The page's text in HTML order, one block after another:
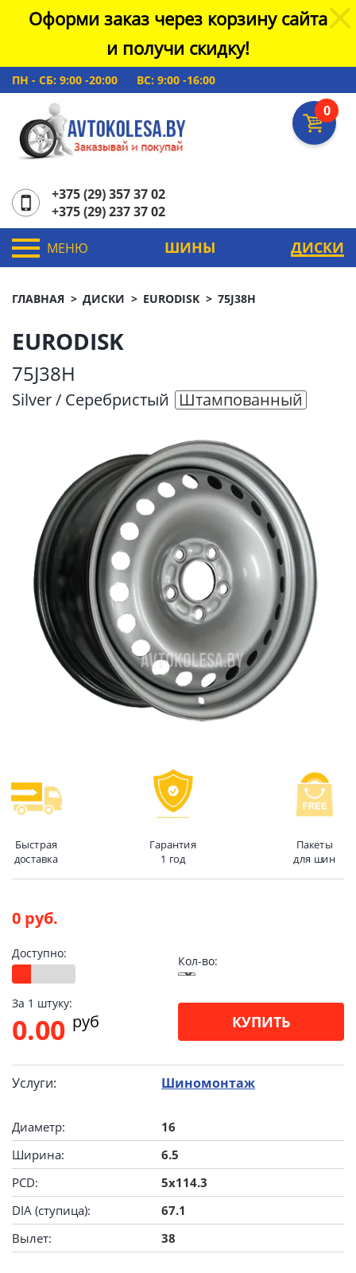
Оформи заказ через корзину сайта
и получи скидку!
ПН - СБ: 9:00 -20:00 ВС: 9:00 -16:00
0
+375 (29) 357 37 02
+375 (29) 237 37 02
МЕНЮ ШИНЫ ДИСКИ
ГЛАВНАЯ ДИСКИ EURODISK 75J38H
EURODISK
75J38H
Silver / Серебристый Штампованный
Быстрая
доставка
Гарантия
1 год
Пакеты
для шин
0 руб.
Доступно:
Кол-во:
За 1 штуку:
0.00 pуб КУПИТЬ
Услуги: Шиномонтаж
Диаметр:
16
Ширина:
6.5
PCD:
5x114.3
DIA (ступица):
67.1
Вылет:
38